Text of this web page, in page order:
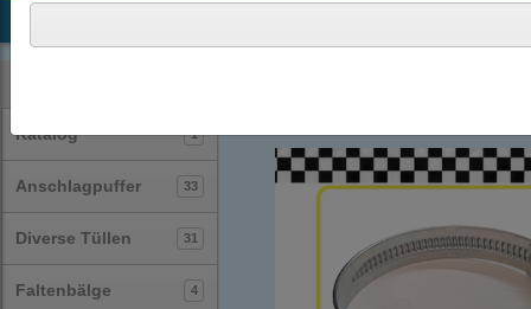
Katalog 1
Anschlagpuffer 33
Diverse Tüllen 31
Faltenbälge 4